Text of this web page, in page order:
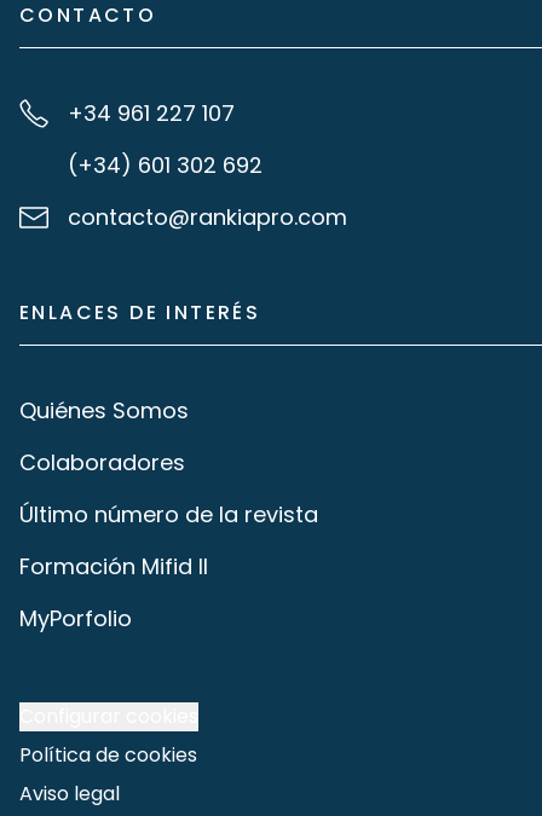
CONTACTO
+34 961 227 107
(+34) 601 302 692
contacto@rankiapro.com
ENLACES DE INTERÉS
Quiénes Somos
Colaboradores
Último número de la revista
Formación Mifid II
MyPorfolio
Política de cookies
Aviso legal